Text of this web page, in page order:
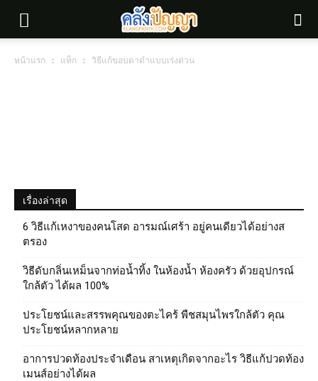
หน้าแรก แท็ก วิธีแก้ขอบตาดําแบบเร่งด่วน
เรื่องล่าสุด
6 วิธีแก้เหงาของคนโสด อารมณ์เศร้า อยู่คนเดียวได้อย่างส
ตรอง
วิธีดับกลิ่นเหม็นจากท่อน้ำทิ้ง ในห้องน้ำ ห้องครัว ด้วยอุปกรณ์
ใกล้ตัว ได้ผล 100%
ประโยชน์และสรรพคุณของตะไคร้ พืชสมุนไพรใกล้ตัว คุณ
ประโยชน์หลากหลาย
อาการปวดท้องประจำเดือน สาเหตุเกิดจากอะไร วิธีแก้ปวดท้อง
เมนส์อย่างได้ผล